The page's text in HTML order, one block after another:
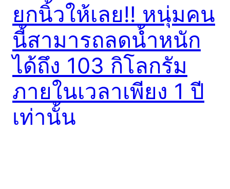
ยกนิ้วให้เลย!! หนุ่มคน
นี้สามารถลดน้ำหนัก
ได้ถึง 103 กิโลกรัม
ภายในเวลาเพียง 1 ปี
เท่านั้น